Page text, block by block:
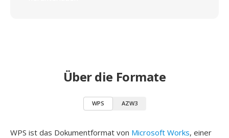
Über die Formate
WPS AZW3
WPS ist das Dokumentformat von Microsoft Works, einer